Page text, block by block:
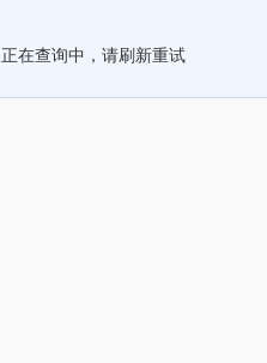
正在查询中，请刷新重试